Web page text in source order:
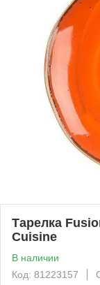
Тарелка
Cuisine
В наличии
Код: 81223157